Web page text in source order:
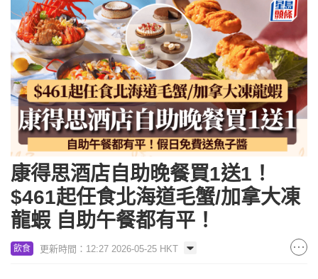
康得思酒店自助晚餐買1送1！
$461起任食北海道毛蟹/加拿大凍
龍蝦 自助午餐都有平！
飲食 更新時間：12:27 2026-05-25 HKT